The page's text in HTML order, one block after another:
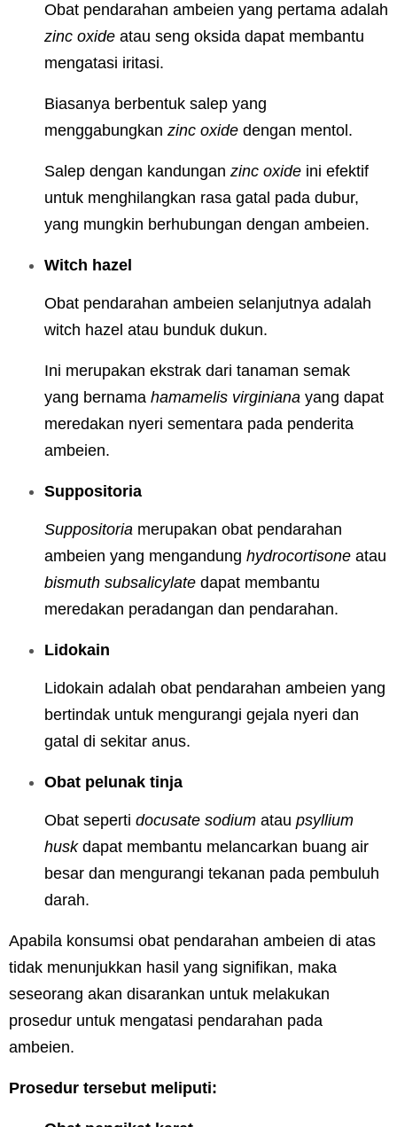
Obat pendarahan ambeien yang pertama adalah
zinc oxide atau seng oksida dapat membantu
mengatasi iritasi.
Biasanya berbentuk salep yang
menggabungkan zinc oxide dengan mentol.
Salep dengan kandungan zinc oxide ini efektif
untuk menghilangkan rasa gatal pada dubur,
yang mungkin berhubungan dengan ambeien.
Witch hazel
Obat pendarahan ambeien selanjutnya adalah
witch hazel atau bunduk dukun.
Ini merupakan ekstrak dari tanaman semak
yang bernama hamamelis virginiana yang dapat
meredakan nyeri sementara pada penderita
ambeien.
Suppositoria
Suppositoria merupakan obat pendarahan
ambeien yang mengandung hydrocortisone atau
bismuth subsalicylate dapat membantu
meredakan peradangan dan pendarahan.
Lidokain
Lidokain adalah obat pendarahan ambeien yang
bertindak untuk mengurangi gejala nyeri dan
gatal di sekitar anus.
Obat pelunak tinja
Obat seperti docusate sodium atau psyllium
huskdapat membantu melancarkan buang air
besar dan mengurangi tekanan pada pembuluh
darah.
Apabila konsumsi obat pendarahan ambeien di atas
tidak menunjukkan hasil yang signifikan, maka
seseorang akan disarankan untuk melakukan
prosedur untuk mengatasi pendarahan pada
ambeien.
Prosedur tersebut meliputi: